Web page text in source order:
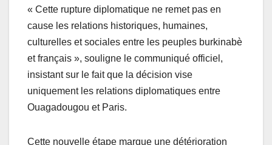
« Cette rupture diplomatique ne remet pas en
cause les relations historiques, humaines,
culturelles et sociales entre les peuples burkinabè
et français », souligne le communiqué officiel,
insistant sur le fait que la décision vise
uniquement les relations diplomatiques entre
Ouagadougou et Paris.
Cette nouvelle étape marque une détérioration